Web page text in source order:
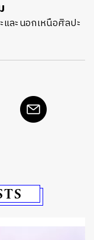
ละนอกเหนือศิลปะ